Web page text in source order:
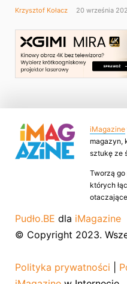
Krzysztof Kołacz 20 września
iMagazine
magazyn,
sztukę ze
Tworzą
których
Pudło.BE dla iMagazine
© Copyright 2023.
Polityka prywatności